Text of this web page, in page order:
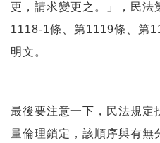
更，請求變更之。」，民
1118-1條、第1119條、第
明文。
最後要注意一下，民法規定
量倫理鎖定，該順序與有無